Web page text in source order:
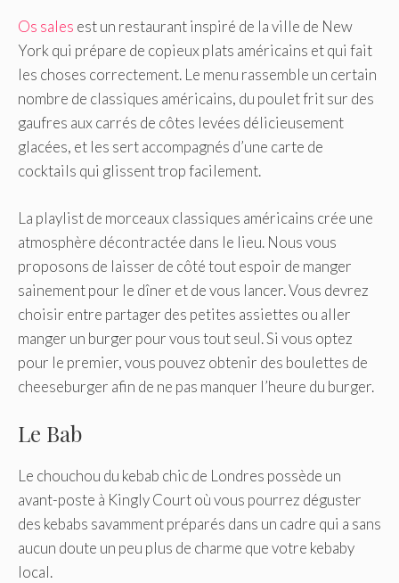
Os sales est un restaurant inspiré de la ville de New
York qui prépare de copieux plats américains et qui fait
les choses correctement. Le menu rassemble un certain
nombre de classiques américains, du poulet frit sur des
gaufres aux carrés de côtes levées délicieusement
glacées, et les sert accompagnés d’une carte de
cocktails qui glissent trop facilement.
La playlist de morceaux classiques américains crée une
atmosphère décontractée dans le lieu. Nous vous
proposons de laisser de côté tout espoir de manger
sainement pour le dîner et de vous lancer. Vous devrez
choisir entre partager des petites assiettes ou aller
manger un burger pour vous tout seul. Si vous optez
pour le premier, vous pouvez obtenir des boulettes de
cheeseburger afin de ne pas manquer l’heure du burger.
Le Bab
Le chouchou du kebab chic de Londres possède un
avant-poste à Kingly Court où vous pourrez déguster
des kebabs savamment préparés dans un cadre qui a sans
aucun doute un peu plus de charme que votre kebaby
local.